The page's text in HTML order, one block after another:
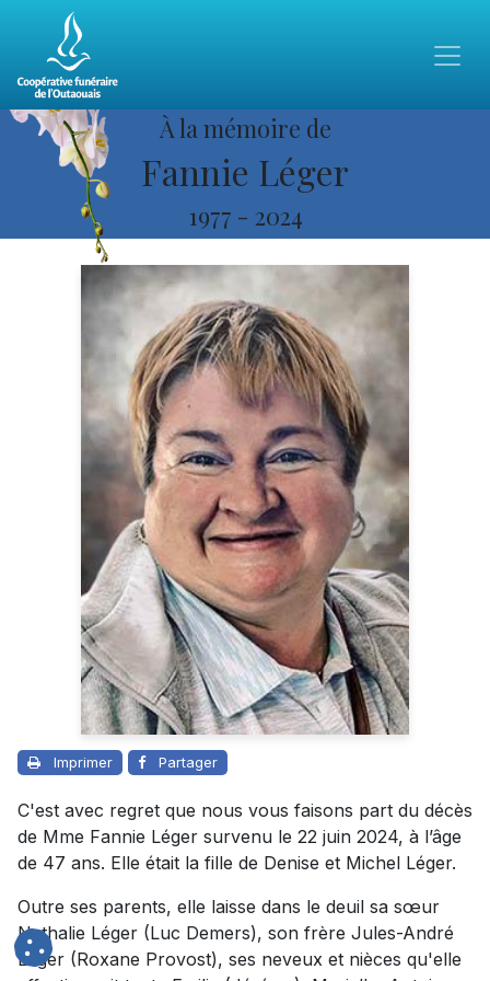
À la mémoire de
Fannie Léger
1977 - 2024
Imprimer Partager
C'est avec regret que nous vous faisons part du décès
de Mme Fannie Léger survenu le 22 juin 2024, à l’âge
de 47 ans. Elle était la fille de Denise et Michel Léger.
Outre ses parents, elle laisse dans le deuil sa sœur
Nathalie Léger (Luc Demers), son frère Jules-André
Léger (Roxane Provost), ses neveux et nièces qu'elle